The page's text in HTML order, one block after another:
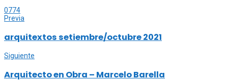
0774
Previa
arquitextos setiembre/octubre 2021
Siguiente
Arquitecto en Obra – Marcelo Barella